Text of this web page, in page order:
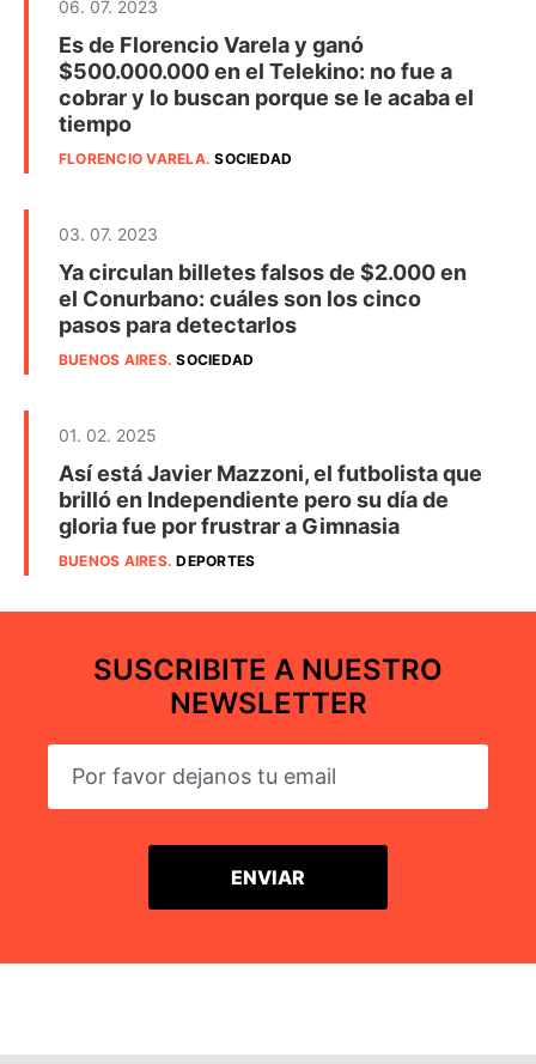
06. 07. 2023
Es de Florencio Varela y ganó
$500.000.000 en el Telekino: no fue a
cobrar y lo buscan porque se le acaba el
tiempo
FLORENCIO VARELA.SOCIEDAD
03. 07. 2023
Ya circulan billetes falsos de $2.000 en
el Conurbano: cuáles son los cinco
pasos para detectarlos
BUENOS AIRES.SOCIEDAD
01. 02. 2025
Así está Javier Mazzoni, el futbolista que
brilló en Independiente pero su día de
gloria fue por frustrar a Gimnasia
BUENOS AIRES.DEPORTES
SUSCRIBITE A NUESTRO
NEWSLETTER